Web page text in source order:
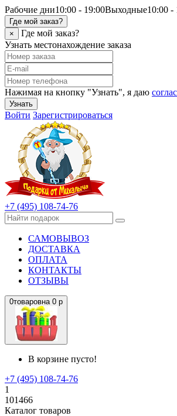
Рабочие дни10:00 - 19:00Выходные10:00 -
Где мой заказ?
×
Где мой заказ?
Узнать местонахождение заказа
Нажимая на кнопку "Узнать", я даю
Узнать
Войти Зарегистрироваться
+7 (495) 108-74-76
САМОВЫВОЗ
ДОСТАВКА
ОПЛАТА
КОНТАКТЫ
ОТЗЫВЫ
0товаровна 0 р
В корзине пусто!
+7 (495) 108-74-76
1
101466
Каталог товаров